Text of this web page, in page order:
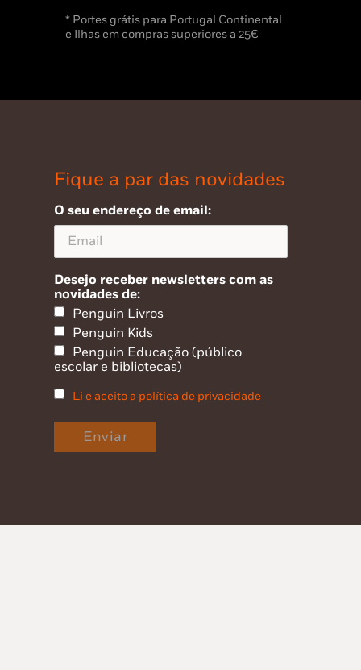
* Portes grátis para Portugal Continental
e Ilhas em compras superiores a 25€
Fique a par das novidades
O seu endereço de email:
Desejo receber newsletters com as
novidades de:
Penguin Livros
Penguin Kids
Penguin Educação (público
escolar e bibliotecas)
Li e aceito a política de privacidade